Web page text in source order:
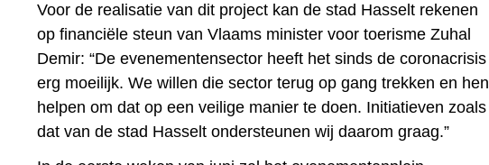
Voor de realisatie van dit project kan de stad Hasselt rekenen
op financiële steun van Vlaams minister voor toerisme Zuhal
Demir: “De evenementensector heeft het sinds de coronacrisis
erg moeilijk. We willen die sector terug op gang trekken en hen
helpen om dat op een veilige manier te doen. Initiatieven zoals
dat van de stad Hasselt ondersteunen wij daarom graag.”